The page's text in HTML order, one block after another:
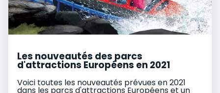
Les nouveautés des parcs
d'attractions Européens en 2021
Voici toutes les nouveautés prévues en 2021
dans les parcs d'attractions Européens et un